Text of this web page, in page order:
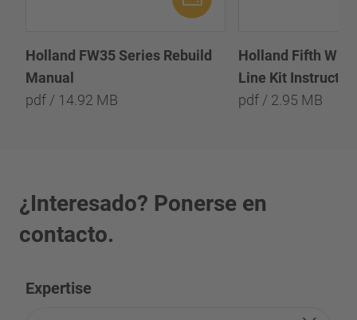
Holland FW35 Series Rebuild
Manual
pdf / 14.92 MB
Holland Fifth
Line Kit
pdf / 2.95 MB
¿Interesado? Ponerse en
contacto.
Expertise